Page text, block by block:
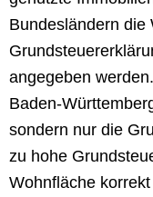
Bundesländern die
angegeben
Baden-
sondern nur die
zu hohe
Wohnfläche